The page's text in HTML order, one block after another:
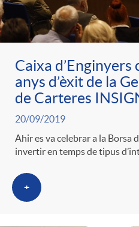
r
a
S
a
l
ó
p
e
r
c
a
t
e
n
i
d
o
l
i
c
a
d
Caixa d’Enginyers
anys d’èxit de la
de Carteres
20/09/2019
Ahir es va celebrar a la Borsa
invertir en temps de tipus
+